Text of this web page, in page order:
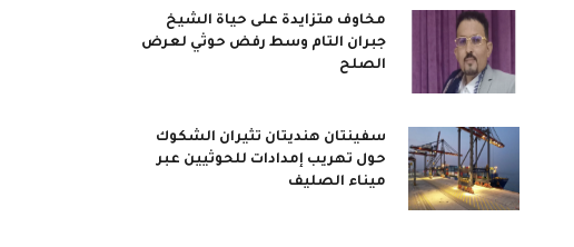
مخاوف متزايدة على حياة الشيخ
جبران التام وسط رفض حوثي لعرض
الصلح
سفينتان هنديتان تثيران الشكوك
حول تهريب إمدادات للحوثيين عبر
ميناء الصليف